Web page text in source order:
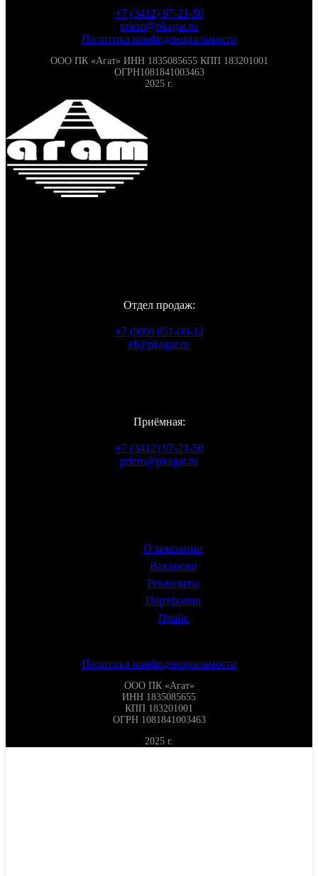
+7 (3412) 97-21-50
priem@pkagat.ru
Политика конфиденциальности
ООО ПК «Агат» ИНН 1835085655 КПП 183201001
ОГРН1081841003463
2025 г.
Отдел продаж:
+7 (909) 051-00-32
ef@pkagat.ru
Приёмная:
+7 (3412) 97-21-50
priem@pkagat.ru
О компании
Вакансии
Реквизиты
Портфолио
Прайс
Политика конфиденциальности
ООО ПК «Агат»
ИНН 1835085655
КПП 183201001
ОГРН 1081841003463
2025 г.